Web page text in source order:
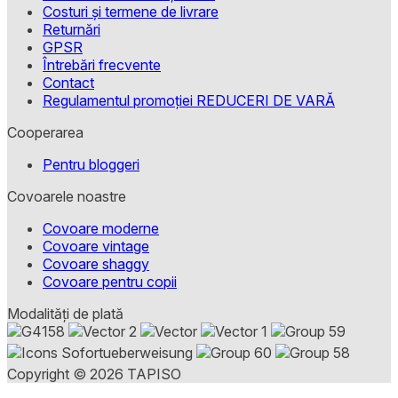
Costuri și termene de livrare
Returnări
GPSR
Întrebări frecvente
Contact
Regulamentul promoției REDUCERI DE VARĂ
Cooperarea
Pentru bloggeri
Covoarele noastre
Covoare moderne
Covoare vintage
Covoare shaggy
Covoare pentru copii
Modalități de plată
Copyright © 2026 TAPISO